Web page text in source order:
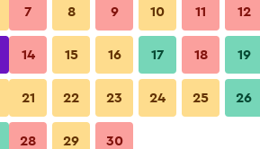
Övrigt
Bilder från Petrino Guesthouse
7 8 9 10 11 12
14 15 16 17 18 19
21 22 23 24 25 26
28 29 30